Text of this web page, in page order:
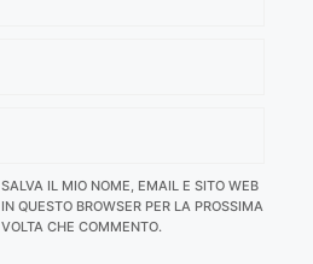
SALVA IL MIO NOME, EMAIL E SITO WEB
IN QUESTO BROWSER PER LA PROSSIMA
VOLTA CHE COMMENTO.